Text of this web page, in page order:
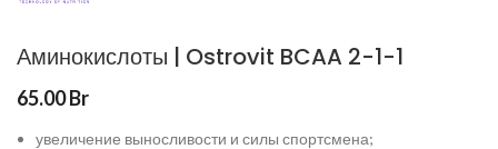
Аминокислоты | Ostrovit BCAA 2-1-1
65.00Br
увеличение выносливости и силы спортсмена;